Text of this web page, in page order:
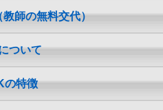
師の無料交代）
ついて
の特徴